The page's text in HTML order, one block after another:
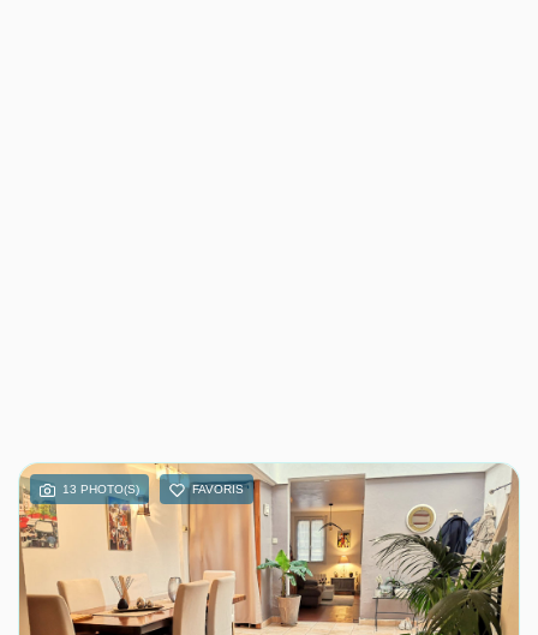
13 PHOTO(S) FAVORIS